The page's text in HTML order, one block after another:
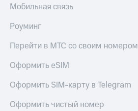
Мобильная связь
Роуминг
Перейти в МТС со своим номером
Оформить eSIM
Оформить SIM-карту в Telegram
Оформить чистый номер